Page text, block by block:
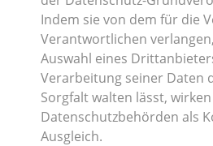
Indem sie von dem für die
Verantwortlichen
Auswahl eines
Verarbeitung seiner Daten
Sorgfalt walten lässt,
Datenschutzbehörden als
Ausgleich.